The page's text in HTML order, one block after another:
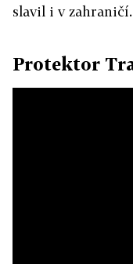
slavil i v zahraničí.
Protektor